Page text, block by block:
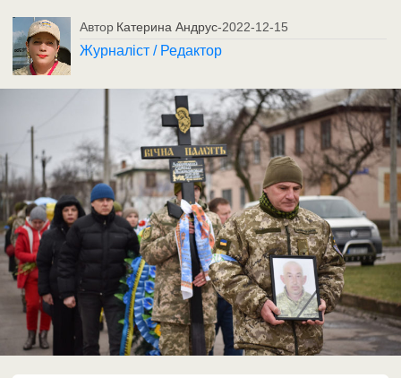
Автор Катерина Андрус-2022-12-15
Журналіст / Редактор